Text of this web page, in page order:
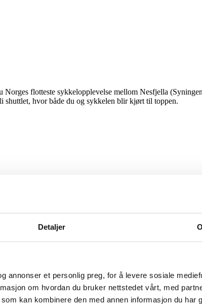
Detaljer
annonser et personlig preg, for å levere sosiale
om hvordan du bruker nettstedet vårt, med
kan kombinere den med annen informasjon du har
flotteste sykkelopplevelse mellom Nesfjella
shuttlet, hvor både du og sykkelen blir kjørt til toppen.
varianter av seg.
og mer innholdsrik planløsning. Alle modellene leveres